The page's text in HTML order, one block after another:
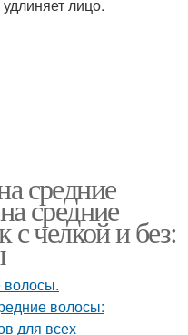
лицо.
средние
средние
с челкой и без: